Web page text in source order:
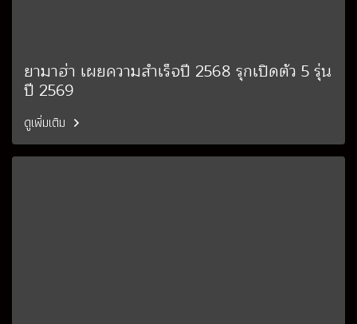
ยามาฮ่า เผยความสำเร็จปี 2568 รุกเปิดตัว 5 รุ่น
ปี 2569
ดูเพิ่มเติม